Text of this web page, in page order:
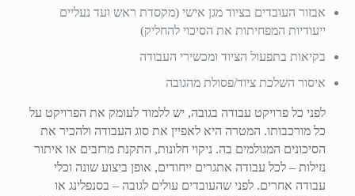
אבזור העובדים בציוד מגן אישי (מקסדת ראש ועד נעליים
ייעודיות המפחיתות את הסיכוי להחליק)
בקיאות בתפעול הציוד ומכשירי העבודה
איסור השלכת ציוד/פסולת מהגובה
לפני כל פרויקט עבודה בגובה, יש ללמוד לעומק את הפרויקט על
כל מורכבותו. המטרה היא לאפיין את סוג העבודה ולהכיר את
הסיכונים המגולמים בה. ניקוי חלונות, התקנת מרזבים או איתור
נזילות – לכל עבודה אתגרים ייחודים, אופן ביצוע שונה וכלי
עבודה אחרים. לפני שהעובדים עולים לגובה – בסנפלינג או